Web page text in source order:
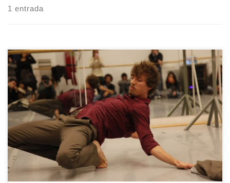
1 entrada
Una gala conmemorativa reúne a ocho de los coreógrafos
galardonados en los 15 años de vida del Certamen Burgos –
Nueva York. Mañana martes, 26 de julio (20:30 horas), el festival
inicia su programa de actividades con una gala que celebra los
quince años de historia del Certamen. Ocho de […]